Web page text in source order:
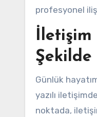
profesyonel
İletişim
Şekilde
Günlük
yazılı
noktada,